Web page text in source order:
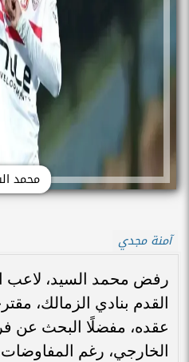
محمد
آمنة مجدي
رفض محمد السيد، لاعب
القدم بنادي الزمالك،
عقده، مفضلًا البحث عن
الخارجي، رغم المفاوضات